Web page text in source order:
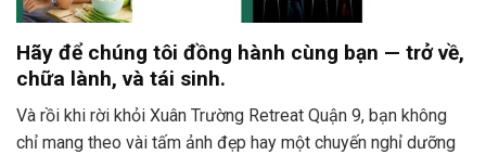
Hãy để chúng tôi đồng hành cùng bạn — trở về,
chữa lành, và tái sinh.
Và rồi khi rời khỏi Xuân Trường Retreat Quận 9, bạn không
chỉ mang theo vài tấm ảnh đẹp hay một chuyến nghỉ dưỡng